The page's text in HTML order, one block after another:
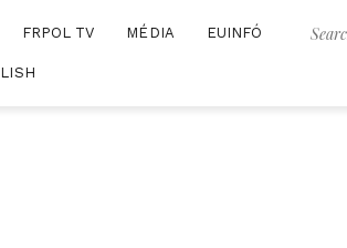
FRPOL TV MÉDIA EUINFÓ